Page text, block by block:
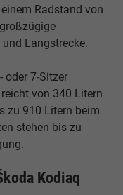
Radstand von
Langstrecke.
oder 7-Sitzer
von 340 Litern
zu 910 Litern beim
stehen bis zu
Kodiaq